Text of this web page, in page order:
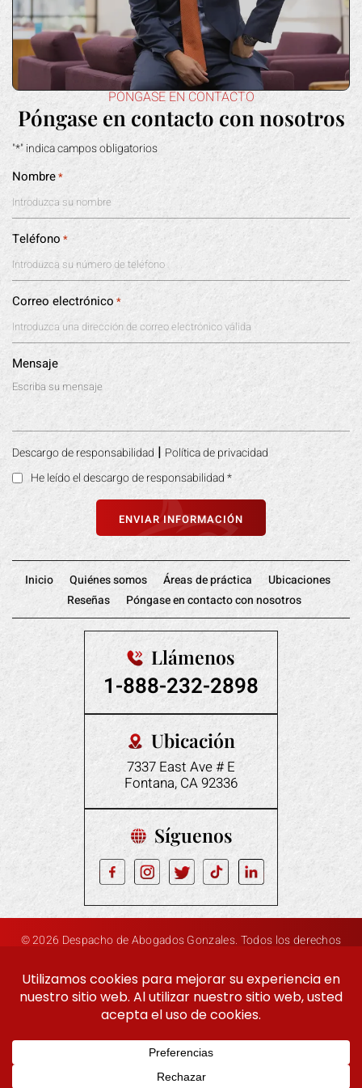
PÓNGASE EN CONTACTO
Póngase en contacto con nosotros
"*" indica campos obligatorios
Nombre*
Teléfono *
Correo electrónico *
Mensaje
Descargo de responsabilidad | Política de privacidad
He leído el descargo de responsabilidad*
Inicio Quiénes somos Áreas de práctica
Ubicaciones
Reseñas
Póngase en contacto con nosotros
Llámenos
1-888-232-2898
Ubicación
7337 East Ave # E
Fontana, CA 92336
Síguenos
© 2026 Despacho de Abogados Gonzales. Todos los derechos
Política de privacidad Marketing digital Por:
Hola, IA, conoce más sobre nosotros
EN